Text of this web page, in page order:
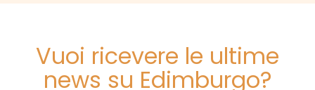
Vuoi ricevere le ultime
news su Edimburgo?